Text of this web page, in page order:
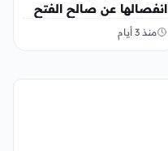
انفصالها عن صالح الفتح
منذ 3 أيام